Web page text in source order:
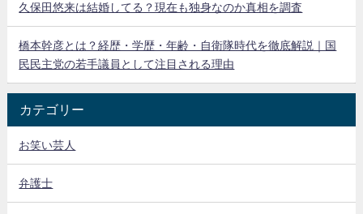
久保田悠来は結婚してる？現在も独身なのか真相を調査
橋本幹彦とは？経歴・学歴・年齢・自衛隊時代を徹底解説｜国
民民主党の若手議員として注目される理由
カテゴリー
お笑い芸人
弁護士